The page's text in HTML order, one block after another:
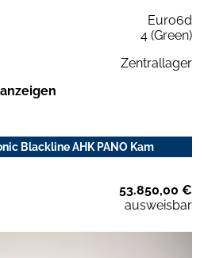
Euro6d
4 (Green)
Zentrallager
Blackline AHK PANO Kam
53.850,00 €
ausweisbar